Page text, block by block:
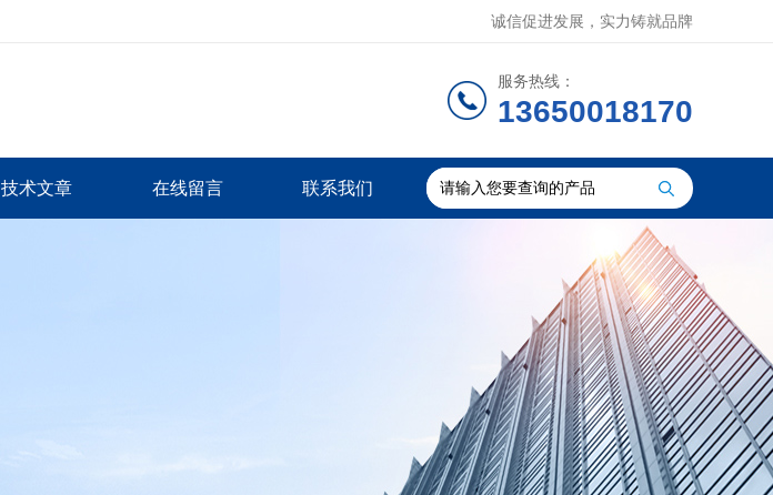
诚信促进发展，实力铸就品牌
服务热线：
13650018170
技术文章 在线留言 联系我们